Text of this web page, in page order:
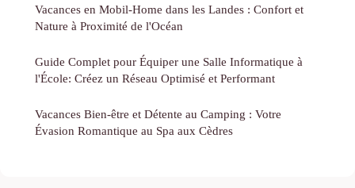
Vacances en Mobil-Home dans les Landes : Confort et
Nature à Proximité de l'Océan
Guide Complet pour Équiper une Salle Informatique à
l'École: Créez un Réseau Optimisé et Performant
Vacances Bien-être et Détente au Camping : Votre
Évasion Romantique au Spa aux Cèdres